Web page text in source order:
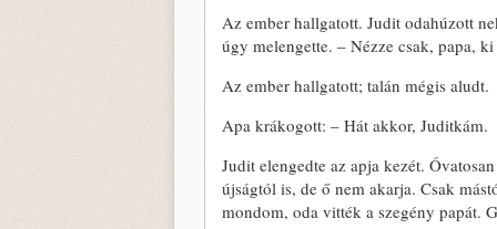
Az ember hallgatott. Judit odahúzott
úgy melengette. – Nézze csak, papa,
Az ember hallgatott; talán mégis aludt.
Apa krákogott: – Hát akkor, Juditkám.
Judit elengedte az apja kezét.
újságtól is, de ő nem akarja. Csak
mondom, oda vitték a szegény papát.